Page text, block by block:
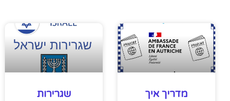
מדריך איך
שגרירות